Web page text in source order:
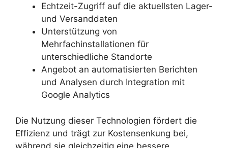
Echtzeit-Zugriff auf die aktuellsten Lager-
und Versanddaten
Unterstützung von
Mehrfachinstallationen für
unterschiedliche Standorte
Angebot an automatisierten Berichten
und Analysen durch Integration mit
Google Analytics
Die Nutzung dieser Technologien fördert die
Effizienz und trägt zur Kostensenkung bei,
während sie gleichzeitig eine bessere